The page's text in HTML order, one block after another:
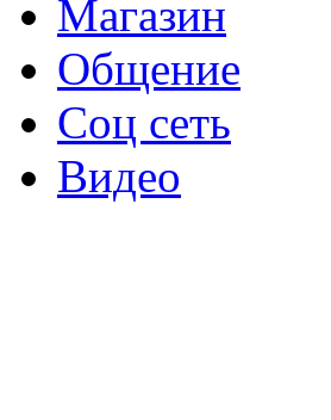
Магазин
Общение
Соц сеть
Видео